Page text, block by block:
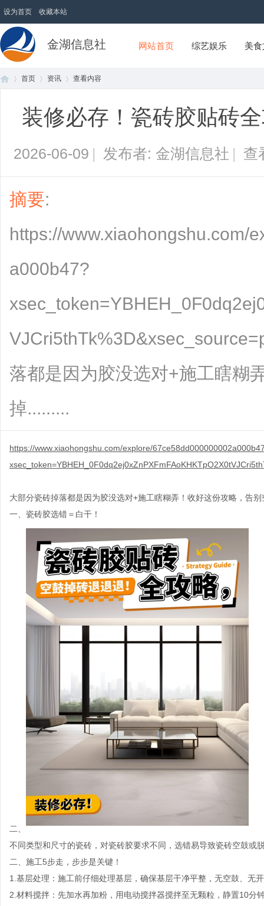
设为首页 收藏本站
金湖信息社 网站首页 综艺娱乐 美
首页 资讯 查看内容
装修必存！瓷砖胶贴砖
2026-06-09 | 发布者: 金湖信息社 | 查
摘要:
https://www.xiaohongshu.com/
a000b47?
落都是因为胶没选对+施工瞎糊
掉.........
https://www.xiaohongshu.com/explore/
大部分瓷砖掉落都是因为胶没选对+施工瞎糊弄！收好这份攻略，告别
一、 瓷砖胶选错＝白干！
二、
不同类型和尺寸的瓷砖，对瓷砖胶要求不同，选错易导致瓷砖空鼓或
二、施工5步走，步步是关键！
1. 基层处理：施工前仔细处理基层，确保基层干净平整，无空鼓、无
2. 材料搅拌：先加水再加粉，用电动搅拌器搅拌至无颗粒，静置10分